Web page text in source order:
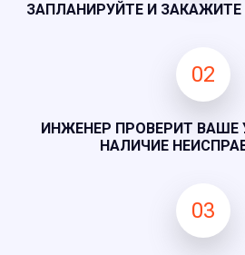
ЗАПЛАНИРУЙТЕ И
02
ИНЖЕНЕР ПРОВЕРИТ ВАШЕ
НАЛИЧИЕ
03